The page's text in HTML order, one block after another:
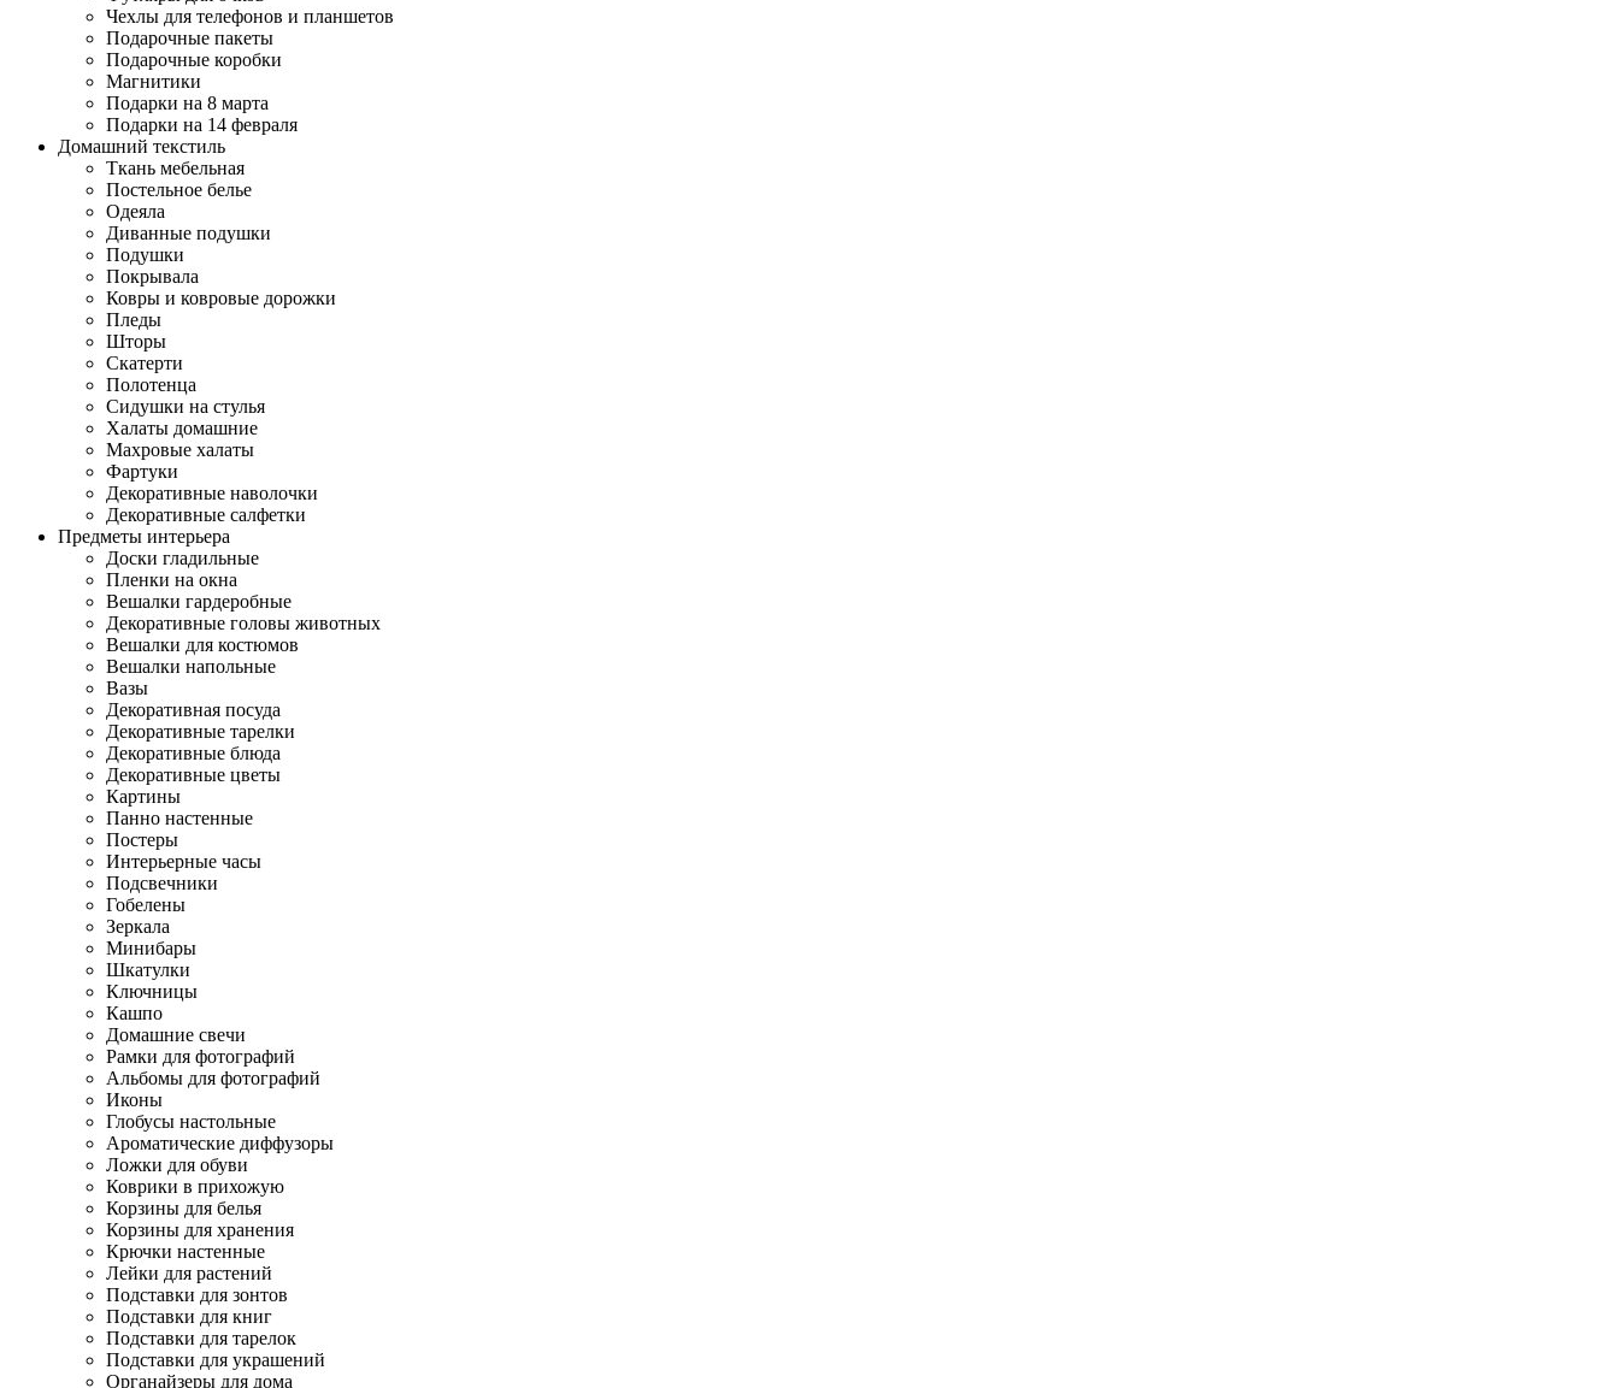
Чехлы для телефонов и планшетов
Подарочные пакеты
Подарочные коробки
Магнитики
Подарки на 8 марта
Подарки на 14 февраля
Домашний текстиль
Ткань мебельная
Постельное белье
Одеяла
Диванные подушки
Подушки
Покрывала
Ковры и ковровые дорожки
Пледы
Шторы
Скатерти
Полотенца
Сидушки на стулья
Халаты домашние
Махровые халаты
Фартуки
Декоративные наволочки
Декоративные салфетки
Предметы интерьера
Доски гладильные
Пленки на окна
Вешалки гардеробные
Декоративные головы животных
Вешалки для костюмов
Вешалки напольные
Вазы
Декоративная посуда
Декоративные тарелки
Декоративные блюда
Декоративные цветы
Картины
Панно настенные
Постеры
Интерьерные часы
Подсвечники
Гобелены
Зеркала
Минибары
Шкатулки
Ключницы
Кашпо
Домашние свечи
Рамки для фотографий
Альбомы для фотографий
Иконы
Глобусы настольные
Ароматические диффузоры
Ложки для обуви
Коврики в прихожую
Корзины для белья
Корзины для хранения
Крючки настенные
Лейки для растений
Подставки для зонтов
Подставки для книг
Подставки для тарелок
Подставки для украшений
Органайзеры для дома